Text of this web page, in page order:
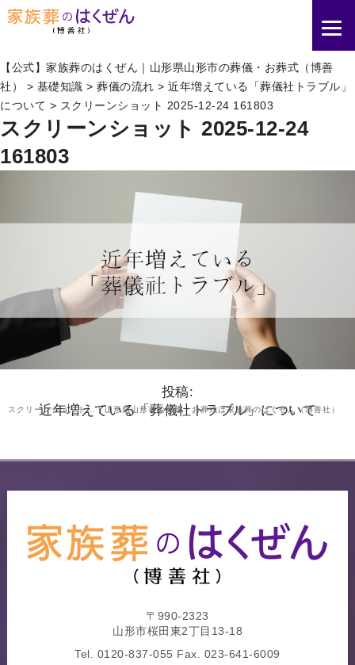
スクリーンショット… | 山形県山形市の葬儀・お葬式は家族葬のはくぜん（博善社）
【公式】家族葬のはくぜん｜山形県山形市の葬儀・お葬式（博善
社）
> 基礎知識 > 葬儀の流れ > 近年増えている「葬儀社トラブル」
について > スクリーンショット 2025-12-24 161803
スクリーンショット 2025-12-24
161803
投稿:
近年増えている「葬儀社トラブル」について
〒990-2323
山形市桜田東2丁目13-18
Tel. 0120-837-055 Fax. 023-641-6009